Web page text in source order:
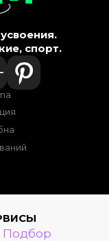
спорт.
Подбор